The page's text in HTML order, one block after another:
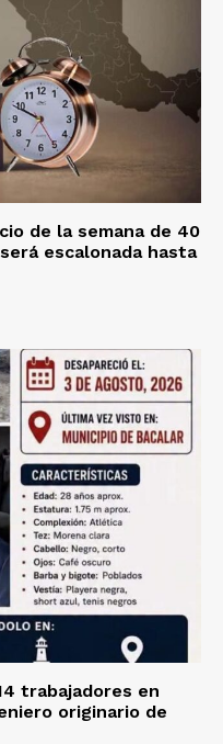
de la semana de 40
escalonada hasta
trabajadores en
originario de